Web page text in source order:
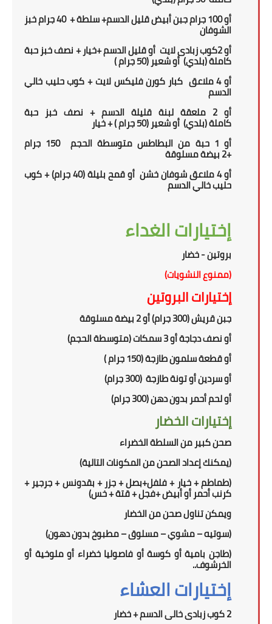
أو 100 جرام جبن أبيض قليل الدسم+ سلطة + 40 جرام خبز
الشوفان
أو2كوب زبادى لايت أو قليل الدسم +خيار +نصف خبز حبة
كاملة(بلدي) أو شعير(50 جرام
)
أو 4 ملاعق كبار كورن فليكس لايت + كوب حليب خالي
الدسم
أو 2 ملعقة لبنة قليلة الدسم
+ نصف خبز حبة
كاملة(بلدي) أو شعير(50 جرام
) + خيار
أو 1
حبة من ال بطاطس متوسطة الحجم 150 جرام
+
2بيضة مسلوقة
أو 4 ملاعق شوفان خشن
أو قمح بليلة (40 جرام) + كوب
حليب خالي الدسم
إختيارات الغداء
بروتين - خضار
(ممنوع النشويات)
إختيارات البروتين
جبن قريش (300 جرام) أو 2 بيضة مسلوقة
أو نصف دجاجة أو 3 سمكات (متوسطة الحجم)
أو قطعة سلمونطازجة(150 جرام )
أو سردين أو تونة طازجة (300 جرام)
أولحم أحمر بدون دهن (300 جرام)
إختيارات الخضار
صحن كبير من السلطة الخضراء
(يمكنك إعداد الصحن من المكونات التالية)
(طماطم + خيار + فلفل+بصل + جزر + بقدونس + جرجير +
كرنب أحمر أو أبيض +فجل + قتة + خس)
ويمكن تناولصحنمن الخضار
(سوتيه – مشوي – مسلوق – مطبوخ بدون دهون)
(طاجن بامية أو كوسة أو فاصوليا خضراء أو ملوخية أو
الخرشوف..
إختيارات العشاء
2 كوب زبادى خالى الدسم +خضار